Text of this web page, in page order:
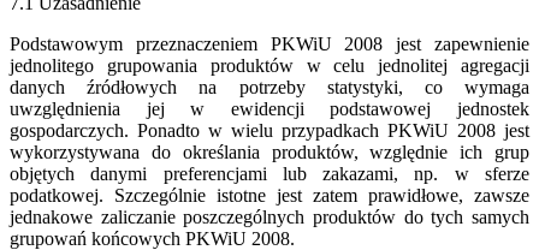
Podstawowym przeznaczeniem PKWiU 2008 jest zapewnienie
jednolitego grupowania produktów w celu jednolitej agregacji
danych źródłowych na potrzeby statystyki, co wymaga
uwzględnienia jej w ewidencji podstawowej jednostek
gospodarczych. Ponadto w wielu przypadkach PKWiU 2008 jest
wykorzystywana do określania produktów, względnie ich grup
objętych danymi preferencjami lub zakazami, np. w sferze
podatkowej. Szczególnie istotne jest zatem prawidłowe, zawsze
jednakowe zaliczanie poszczególnych produktów do tych samych
grupowań końcowych PKWiU 2008.